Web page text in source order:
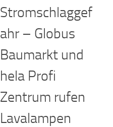
Stromschlaggef
ahr – Globus
Baumarkt und
hela Profi
Zentrum rufen
Lavalampen